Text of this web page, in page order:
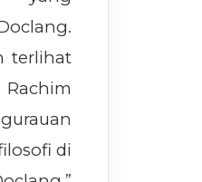
terlihat
di